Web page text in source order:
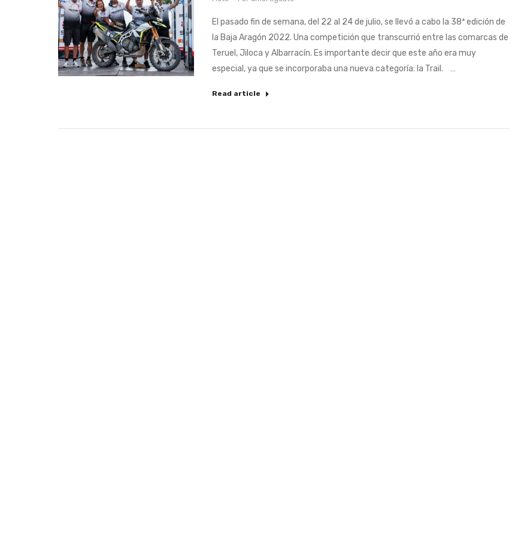
El pasado fin de semana, del 22 al 24 de julio, se llevó a cabo la 38ª edición de
la Baja Aragón 2022. Una competición que transcurrió entre las comarcas de
Teruel, Jiloca y Albarracín. Es importante decir que este año era muy
especial, ya que se incorporaba una nueva categoría: la Trail. …
Read article